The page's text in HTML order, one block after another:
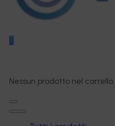
0
Nessun prodotto nel carrello.